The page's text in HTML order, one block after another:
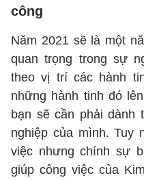
công
Năm 2021 sẽ là một
quan trọng trong sự
theo vị trí các hành
những hành tinh đó
bạn sẽ cần phải dành
nghiệp của mình. Tuy
việc nhưng chính sự
giúp công việc của